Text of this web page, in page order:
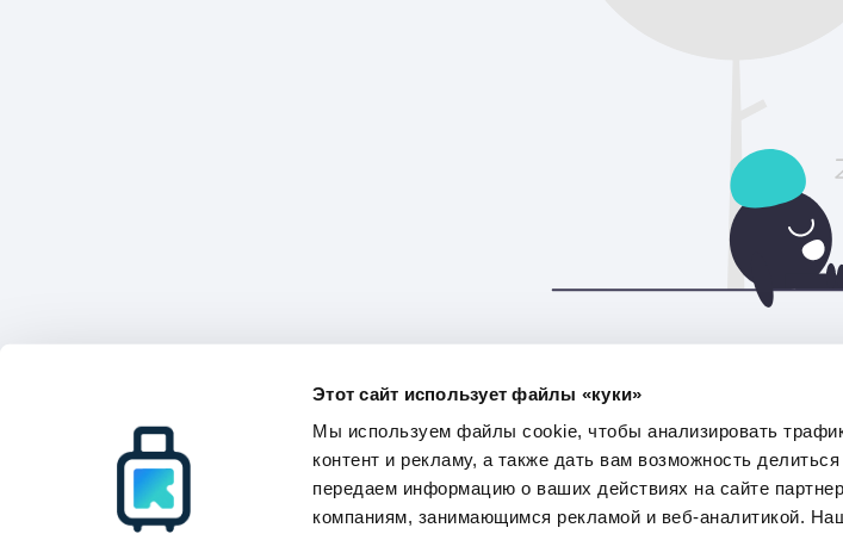
Этот сайт использует файлы «куки»
Мы используем файлы cookie, чтобы анализировать
контент и рекламу, а также дать вам возможность
передаем информацию о ваших действиях на сайте
компаниям, занимающимся рекламой и веб-аналитикой.